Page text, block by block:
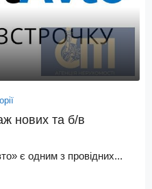
нових та б/в
є одним з провідних...